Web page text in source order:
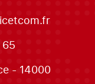
- 14000